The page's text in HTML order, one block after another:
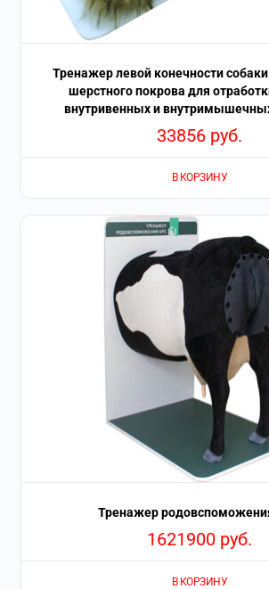
Тренажер левой конечности
шерстного покрова для
внутривенных и
33856 руб.
В КОРЗИНУ
Тренажер
1621900 руб.
В КОРЗИНУ